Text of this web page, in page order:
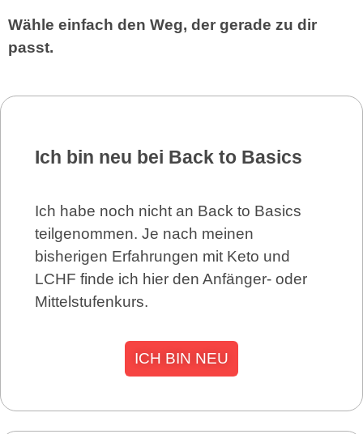
Wähle einfach den Weg, der gerade zu dir
passt.
Ich bin neu bei Back to Basics
Ich habe noch nicht an Back to Basics
teilgenommen. Je nach meinen
bisherigen Erfahrungen mit Keto und
LCHF finde ich hier den Anfänger- oder
Mittelstufenkurs.
ICH BIN NEU